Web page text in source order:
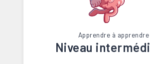
Apprendre à apprendre
Niveau